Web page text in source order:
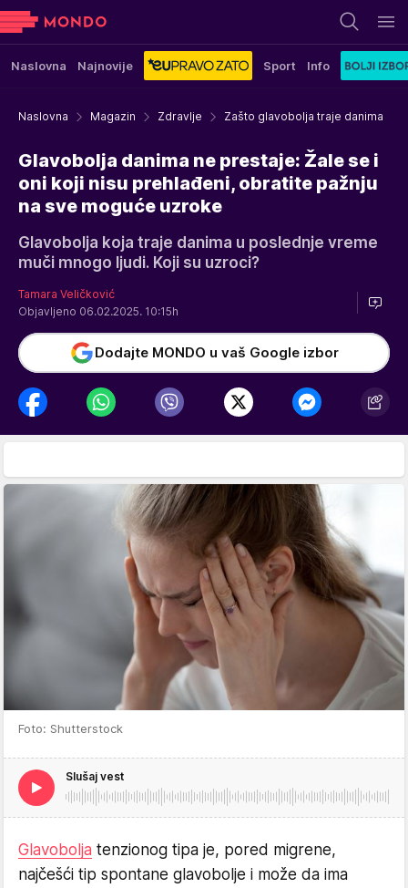
Naslovna Najnovije Sport Info
Naslovna Magazin Zdravlje Zašto glavobolja traje danima
Glavobolja danima ne prestaje: Žale se i
oni koji nisu prehlađeni, obratite pažnju
na sve moguće uzroke
Glavobolja koja traje danima u poslednje vreme
muči mnogo ljudi. Koji su uzroci?
Tamara Veličković
Objavljeno 06.02.2025. 10:15h
Dodajte MONDO u vaš Google izbor
Foto: Shutterstock
Slušaj vest
Glavobolja tenzionog tipa je, pored migrene,
najčešći tip spontane glavobolje i može da ima